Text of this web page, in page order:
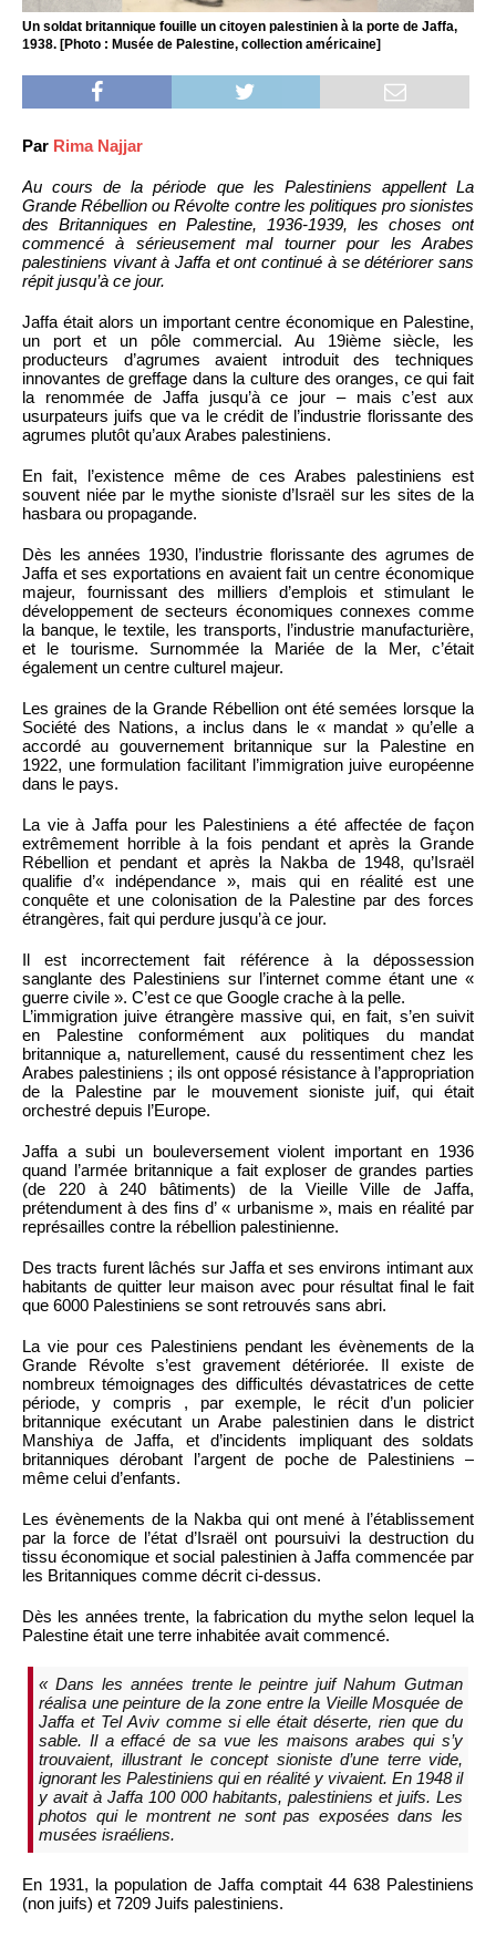
Un soldat britannique fouille un citoyen palestinien à la porte de Jaffa,
1938. [Photo : Musée de Palestine, collection américaine]
Par Rima Najjar
Au cours de la période que les Palestiniens appellent La
Grande Rébellion ou Révolte contre les politiques pro sionistes
des Britanniques en Palestine, 1936-1939, les choses ont
commencé à sérieusement mal tourner pour les Arabes
palestiniens vivant à Jaffa et ont continué à se détériorer sans
répit jusqu’à ce jour.
Jaffa était alors un important centre économique en Palestine,
un port et un pôle commercial. Au 19ième siècle, les
producteurs d’agrumes avaient introduit des techniques
innovantes de greffage dans la culture des oranges, ce qui fait
la renommée de Jaffa jusqu’à ce jour – mais c’est aux
usurpateurs juifs que va le crédit de l’industrie florissante des
agrumes plutôt qu’aux Arabes palestiniens.
En fait, l’existence même de ces Arabes palestiniens est
souvent niée par le mythe sioniste d’Israël sur les sites de la
hasbara ou propagande.
Dès les années 1930, l’industrie florissante des agrumes de
Jaffa et ses exportations en avaient fait un centre économique
majeur, fournissant des milliers d’emplois et stimulant le
développement de secteurs économiques connexes comme
la banque, le textile, les transports, l’industrie manufacturière,
et le tourisme. Surnommée la Mariée de la Mer, c’était
également un centre culturel majeur.
Les graines de la Grande Rébellion ont été semées lorsque la
Société des Nations, a inclus dans le « mandat » qu’elle a
accordé au gouvernement britannique sur la Palestine en
1922, une formulation facilitant l’immigration juive européenne
dans le pays.
La vie à Jaffa pour les Palestiniens a été affectée de façon
extrêmement horrible à la fois pendant et après la Grande
Rébellion et pendant et après la Nakba de 1948, qu’Israël
qualifie d’« indépendance », mais qui en réalité est une
conquête et une colonisation de la Palestine par des forces
étrangères, fait qui perdure jusqu’à ce jour.
Il est incorrectement fait référence à la dépossession
sanglante des Palestiniens sur l’internet comme étant une «
guerre civile ». C’est ce que Google crache à la pelle.
L’immigration juive étrangère massive qui, en fait, s’en suivit
en Palestine conformément aux politiques du mandat
britannique a, naturellement, causé du ressentiment chez les
Arabes palestiniens ; ils ont opposé résistance à l’appropriation
de la Palestine par le mouvement sioniste juif, qui était
orchestré depuis l’Europe.
Jaffa a subi un bouleversement violent important en 1936
quand l’armée britannique a fait exploser de grandes parties
(de 220 à 240 bâtiments) de la Vieille Ville de Jaffa,
prétendument à des fins d’ « urbanisme », mais en réalité par
représailles contre la rébellion palestinienne.
Des tracts furent lâchés sur Jaffa et ses environs intimant aux
habitants de quitter leur maison avec pour résultat final le fait
que 6000 Palestiniens se sont retrouvés sans abri.
La vie pour ces Palestiniens pendant les évènements de la
Grande Révolte s’est gravement détériorée. Il existe de
nombreux témoignages des difficultés dévastatrices de cette
période, y compris , par exemple, le récit d’un policier
britannique exécutant un Arabe palestinien dans le district
Manshiya de Jaffa, et d’incidents impliquant des soldats
britanniques dérobant l’argent de poche de Palestiniens –
même celui d’enfants.
Les évènements de la Nakba qui ont mené à l’établissement
par la force de l’état d’Israël ont poursuivi la destruction du
tissu économique et social palestinien à Jaffa commencée par
les Britanniques comme décrit ci-dessus.
Dès les années trente, la fabrication du mythe selon lequel la
Palestine était une terre inhabitée avait commencé.
« Dans les années trente le peintre juif Nahum Gutman
réalisa une peinture de la zone entre la Vieille Mosquée de
Jaffa et Tel Aviv comme si elle était déserte, rien que du
sable. Il a effacé de sa vue les maisons arabes qui s’y
trouvaient, illustrant le concept sioniste d’une terre vide,
ignorant les Palestiniens qui en réalité y vivaient. En 1948 il
y avait à Jaffa 100 000 habitants, palestiniens et juifs. Les
photos qui le montrent ne sont pas exposées dans les
musées israéliens.
En 1931, la population de Jaffa comptait 44 638 Palestiniens
(non juifs) et 7209 Juifs palestiniens.